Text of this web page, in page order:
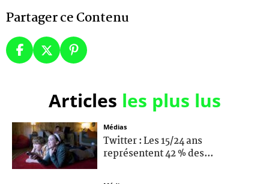
Partager ce Contenu
Articles les plus lus
Médias
Twitter : Les 15/24 ans
représentent 42 % des...